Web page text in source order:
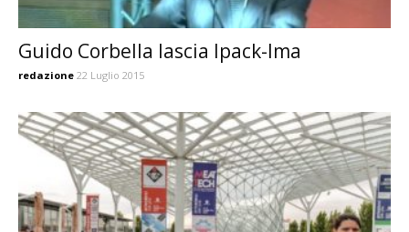
Guido Corbella lascia Ipack-Ima
redazione 22 Luglio 2015